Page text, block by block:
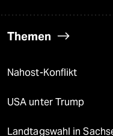
Themen
Nahost-Konflikt
USA unter Trump
Landtagswahl in